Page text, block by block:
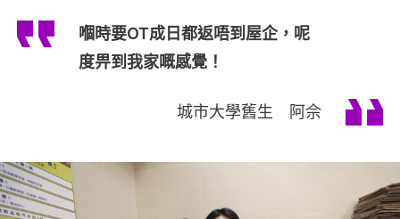
嗰時要OT成日都返唔到屋企，呢
度畀到我家嘅感覺！
城市大學舊生 阿佘